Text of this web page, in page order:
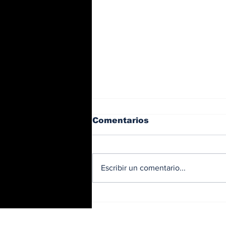
Comentarios
Escribir un comentario...